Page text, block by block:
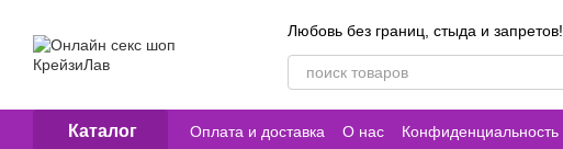
Любовь без границ, стыда и запретов!
Каталог Оплата и доставка О нас Конфиденциальность